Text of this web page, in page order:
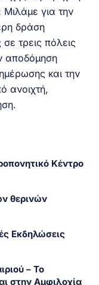
για την
δράση
τρεις πόλεις
αποδόμηση
και την
ανοιχτή,
Κέντρο
θερινών
Εκδηλώσεις
– Το
στην Αμφιλοχία